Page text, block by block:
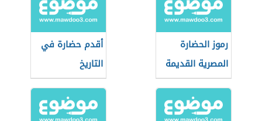
رموز الحضارة
المصرية القديمة
أقدم حضارة في
التاريخ